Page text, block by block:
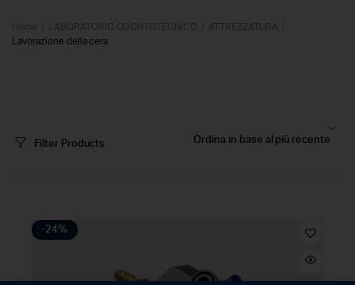
Home LABORATORIO ODONTOTECNICO
ATTREZZATURA
Lavorazione della cera
Filter Products
-24%